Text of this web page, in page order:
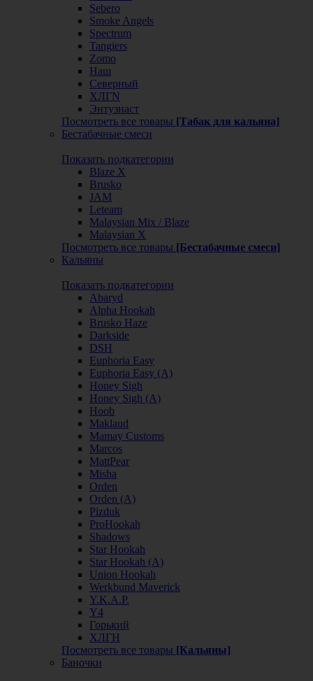
Sebero
Smoke Angels
Spectrum
Tangiers
Zomo
Наш
Северный
ХЛГN
Энтузиаст
Посмотреть все товары [Табак для кальяна]
Бестабачные смеси
Показать подкатегории
Blaze X
Brusko
JAM
Leteam
Malaysian Mix / Blaze
Malaysian X
Посмотреть все товары [Бестабачные смеси]
Кальяны
Показать подкатегории
Abaryd
Alpha Hookah
Brusko Haze
Darkside
DSH
Euphoria Easy
Euphoria Easy (А)
Honey Sigh
Honey Sigh (А)
Hoob
Maklaud
Mamay Customs
Marcos
MattPear
Misha
Orden
Orden (А)
Pizduk
ProHookah
Shadows
Star Hookah
Star Hookah (А)
Union Hookah
Werkbund Maverick
Y.K.A.P.
Y4
Горький
ХЛГН
Посмотреть все товары [Кальяны]
Баночки